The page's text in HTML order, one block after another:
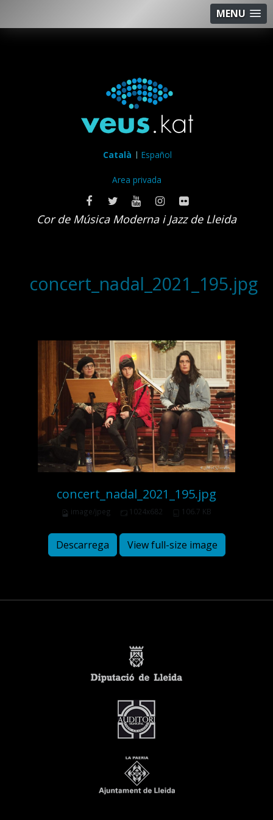
MENU
Català Español
Area privada
Cor de Música Moderna i Jazz de Lleida
concert_nadal_2021_195.jpg
concert_nadal_2021_195.jpg
image/jpeg 1024x682 106.7 KB
Descarrega View full-size image